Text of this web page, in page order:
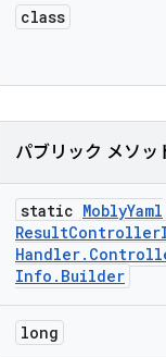
class
パブリック メソッ
static MoblyYaml
ResultController
Handler.
Info . Builder
long